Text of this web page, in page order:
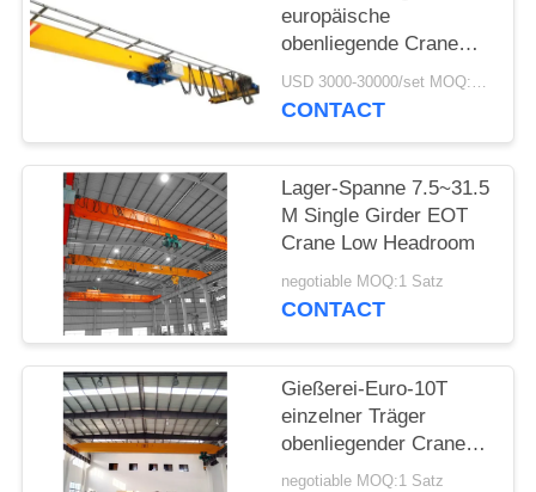
europäische
obenliegende Crane
Single Beam Art A3 A4USD 3000-30000/set MOQ:1 Satz
CONTACT
Lager-Spanne 7.5~31.5
M Single Girder EOT
Crane Low Headroom
negotiable MOQ:1 Satz
CONTACT
Gießerei-Euro-10T
einzelner Träger
obenliegender Crane
Compact Structure
negotiable MOQ:1 Satz